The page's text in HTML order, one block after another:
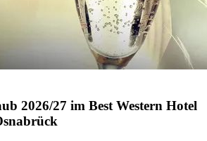
2026/27 im Best Western Hotel